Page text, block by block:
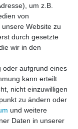
um z.B.
von
Website zu
durch gesetzte
wir in den
oder aufgrund eines
kann erteilt
nicht einzuwilligen
zu ändern oder
und weitere
Daten in unserer
AGB
um z.B.
von
Website zu
durch gesetzte
wir in den
oder aufgrund eines
kann erteilt
nicht einzuwilligen
zu ändern oder
und weitere
Daten in unserer